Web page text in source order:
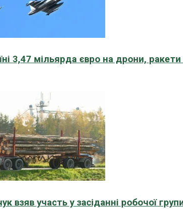
3,47 мільярда євро на дрони,
взяв участь у засіданні робочої